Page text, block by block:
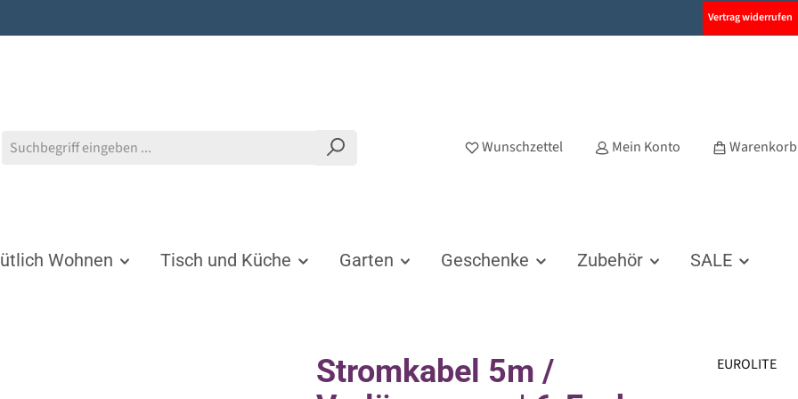
Vertrag widerrufen
Wunschzettel Mein Konto Warenkorb
Wohnen Tisch und Küche Garten Geschenke Zubehör SALE
Stromkabel 5m /
EUROLITE